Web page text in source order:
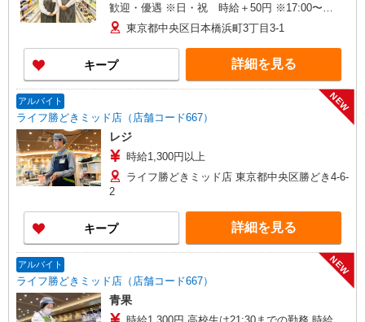
歓迎・優遇 ※日・祝 時給＋50円 ※17:00〜
21:45 時給＋50円 ※22:00以降 基本時給より
25％UP
東京都中央区日本橋浜町3丁目3-1
キープ 詳細を見る
アルバイト
ライフ勝どきミッド店（店舗コード667）
NEW
レジ
時給1,300円以上
ライフ勝どきミッド店 東京都中央区勝どき4-6-
2
キープ 詳細を見る
アルバイト
ライフ勝どきミッド店（店舗コード667）
NEW
青果